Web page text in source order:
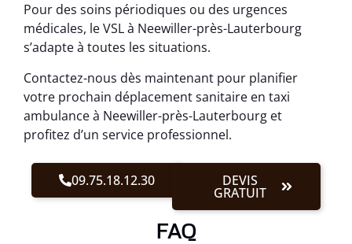
Pour des soins périodiques ou des urgences
médicales, le VSL à Neewiller-près-Lauterbourg
s’adapte à toutes les situations.
Contactez-nous dès maintenant pour planifier
votre prochain déplacement sanitaire en taxi
ambulance à Neewiller-près-Lauterbourg et
profitez d’un service professionnel.
09.75.18.12.30 DEVIS
GRATUIT
FAQ